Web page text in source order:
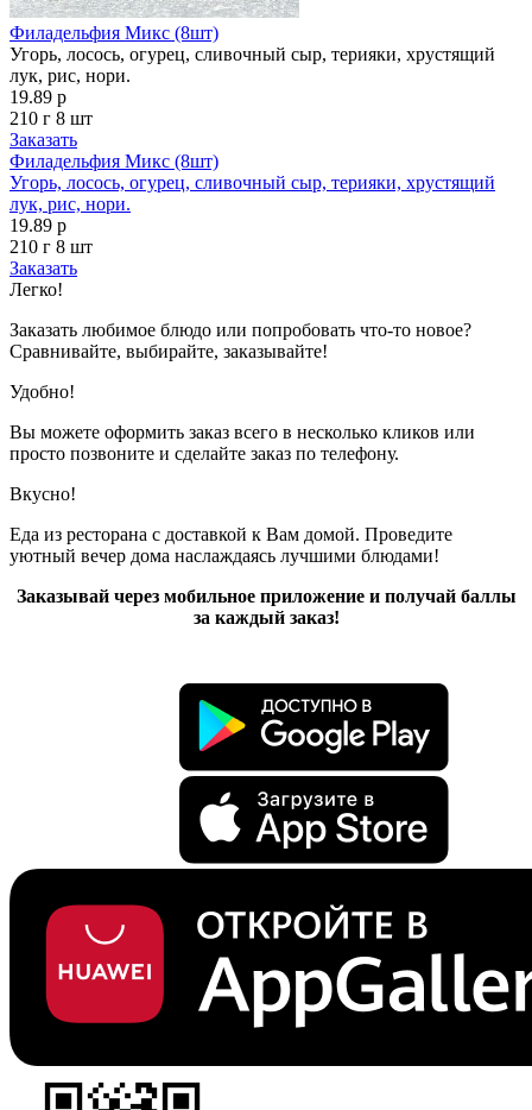
Филадельфия Микс (8шт)
Угорь, лосось, огурец, сливочный сыр, терияки, хрустящий
лук, рис, нори.
19.89 р
210 г 8 шт
Заказать
Филадельфия Микс (8шт)
Угорь, лосось, огурец, сливочный сыр, терияки, хрустящий
лук, рис, нори.
19.89 р
210 г 8 шт
Заказать
Легко!
Заказать любимое блюдо или попробовать что-то новое?
Сравнивайте, выбирайте, заказывайте!
Удобно!
Вы можете оформить заказ всего в несколько кликов или
просто позвоните и сделайте заказ по телефону.
Вкусно!
Еда из ресторана с доставкой к Вам домой. Проведите
уютный вечер дома наслаждаясь лучшими блюдами!
Заказывай через мобильное приложение и получай баллы
за каждый заказ!